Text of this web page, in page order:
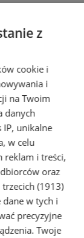
z
cookie i
i
na Twoim
danych
IP, unikalne
w celu
reklam i treści,
oraz
(1913)
dane w tych i
precyzyjne
Twoje